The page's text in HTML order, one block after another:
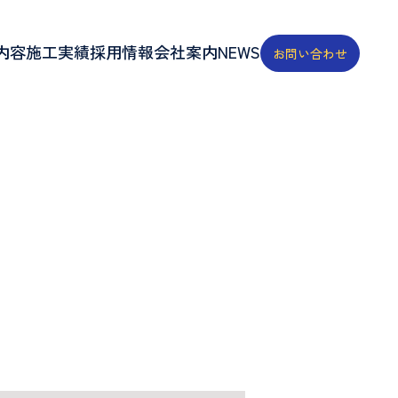
容施工実績採用情報会社案内NEWS お問い合わせ